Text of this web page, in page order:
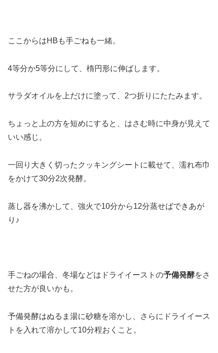
ここからはHBも手ごねも一緒。
4等分か5等分にして、楕円形に伸ばします。
サラダオイルを上だけに塗って、2つ折りにたたみます。
ちょっと上の方を短めにすると、はさむ時に中身が見えて
いい感じ。
一回り大きく切ったクッキングシートに載せて、濡れ布巾
をかけて30分2次発酵。
蒸し器を沸かして、強火で10分から12分蒸せばできあが
り♪
手ごねの場合、冬場などはドライイーストの予備発酵をさ
せた方が良いかも。
予備発酵はぬるま湯に砂糖を溶かし、さらにドライイース
トを入れて溶かして10分程おくこと。